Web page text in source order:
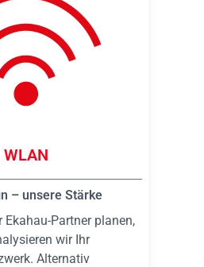
WLAN
– unsere Stärke
Ekahau-Partner planen,
wir Ihr
Alternativ